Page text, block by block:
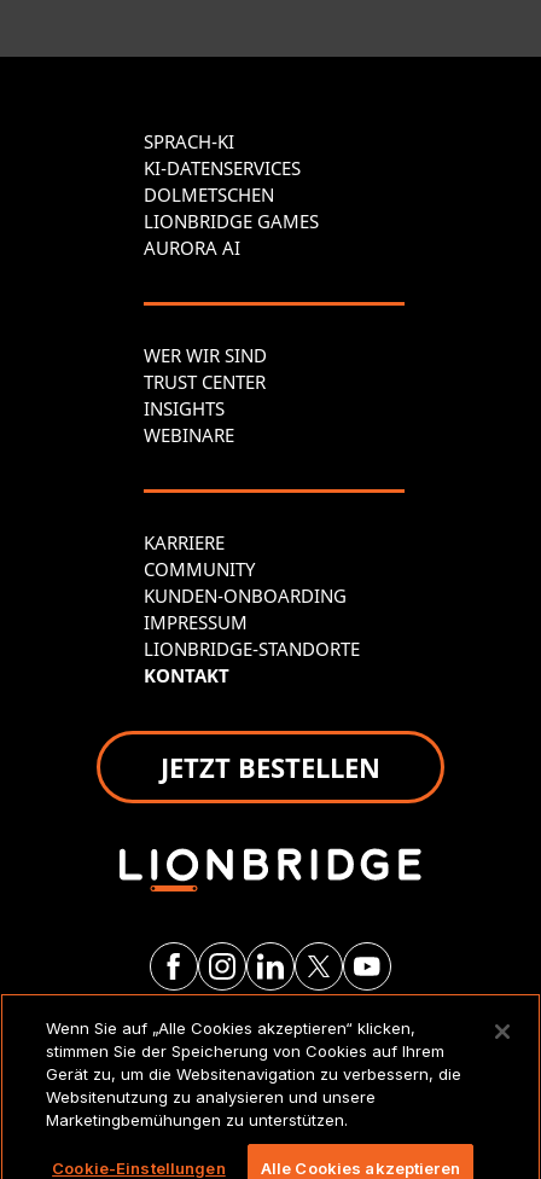
SPRACH-KI
KI-DATENSERVICES
DOLMETSCHEN
LIONBRIDGE GAMES
AURORA AI
WER WIR SIND
TRUST CENTER
INSIGHTS
WEBINARE
KARRIERE
COMMUNITY
KUNDEN-ONBOARDING
IMPRESSUM
LIONBRIDGE-STANDORTE
KONTAKT
JETZT BESTELLEN
RECHTSVERMERKE UND
RICHTLINIEN
Copyright 2026 Lionbridge Technologies, LLC. Alle
Rechte vorbehalten.
Wenn Sie auf „Alle Cookies akzeptieren“ klicken,
stimmen Sie der Speicherung von Cookies auf Ihrem
Gerät zu, um die Websitenavigation zu verbessern, die
Websitenutzung zu analysieren und unsere
Marketingbemühungen zu unterstützen.
Cookie-Einstellungen Alle Cookies akzeptieren